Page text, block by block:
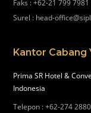
Faks :+62-21 799 7981
Surel : head-
Kantor Cabang
Prima SR Hotel &
Indonesia
Telepon :+62-274